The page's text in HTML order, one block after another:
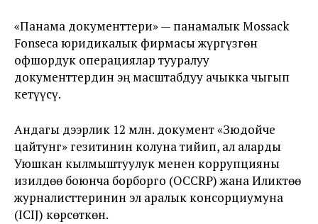
«Панама документтери» — панамалык Mossack
Fonseca юридикалык фирмасы жүргүзгөн
офшордук операциялар тууралуу
документтердин эң масштабдуу ачыкка чыгып
кетүүсү.
Андагы дээрлик 12 млн. документ «Зюдойче
цайтунг» гезитинин колуна тийип, ал аларды
Уюшкан кылмыштуулук менен коррупцияны
изилдөө боюнча борборго (OCCRP) жана Иликтөө
журналисттеринин эл аралык консорциумуна
(ICIJ) көрсөткөн.